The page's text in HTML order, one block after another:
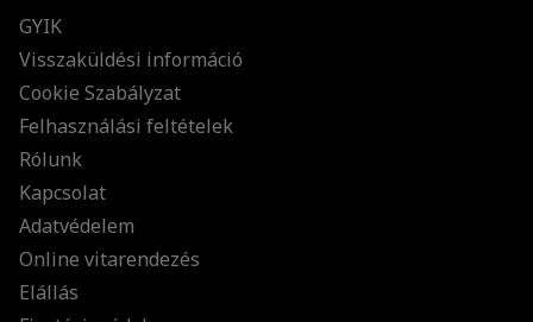
GYIK
Visszaküldési információ
Cookie Szabályzat
Felhasználási feltételek
Rólunk
Kapcsolat
Adatvédelem
Online vitarendezés
Elállás